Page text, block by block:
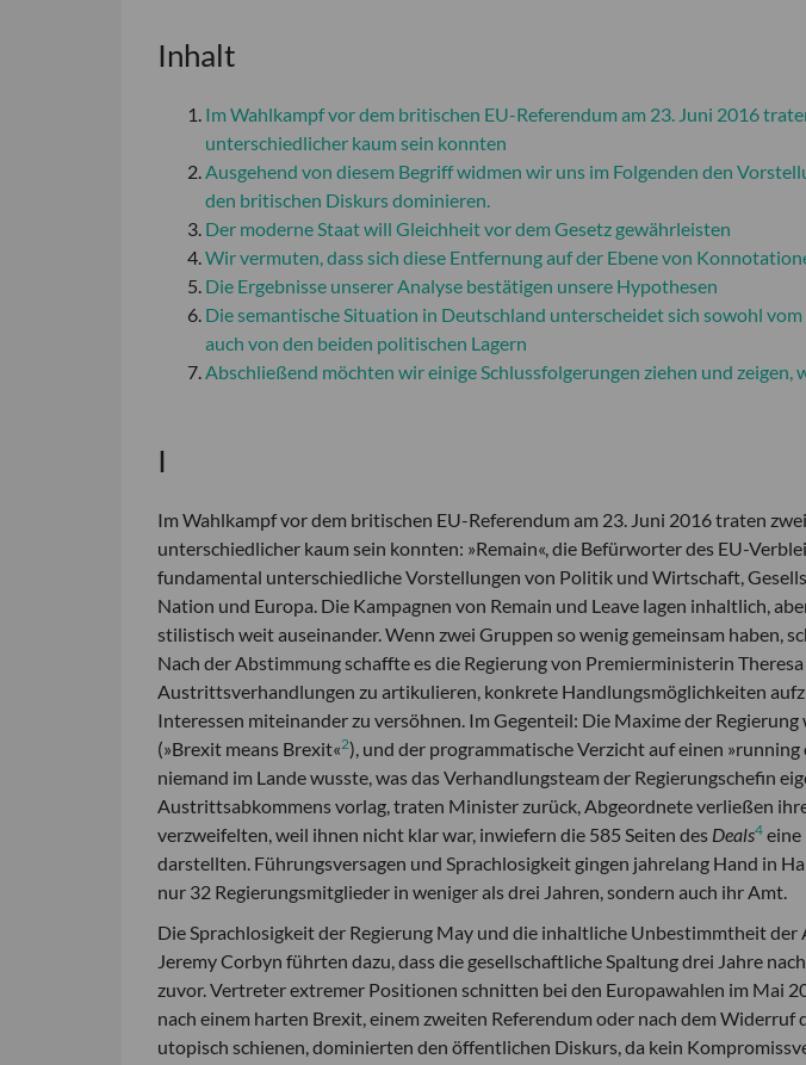
Inhalt
Im Wahlkampf vor dem britischen EU-Referendum am 23. Juni 2016
unterschiedlicher kaum sein konnten
Ausgehend von diesem Begriff widmen wir uns im Folgenden den
den britischen Diskurs dominieren.
Der moderne Staat will Gleichheit vor dem Gesetz gewährleisten
Wir vermuten, dass sich diese Entfernung auf der Ebene von
Die Ergebnisse unserer Analyse bestätigen unsere Hypothesen
Die semantische Situation in Deutschland unterscheidet sich sowohl
auch von den beiden politischen Lagern
Abschließend möchten wir einige Schlussfolgerungen ziehen und zeigen,
I
Im Wahlkampf vor dem britischen EU-Referendum am 23. Juni 2016 traten
unterschiedlicher kaum sein konnten: »Remain«, die Befürworter des EU-
fundamental unterschiedliche Vorstellungen von Politik und Wirtschaft,
Nation und Europa. Die Kampagnen von Remain und Leave lagen inhaltlich,
stilistisch weit auseinander. Wenn zwei Gruppen so wenig gemeinsam haben,
Nach der Abstimmung schaffte es die Regierung von Premierministerin
Austrittsverhandlungen zu artikulieren, konkrete Handlungsmöglichkeiten
Interessen miteinander zu versöhnen. Im Gegenteil: Die Maxime der
(»Brexit means Brexit«2), und der programmatische Verzicht auf einen »running
niemand im Lande wusste, was das Verhandlungsteam der Regierungschefin
Austrittsabkommens vorlag, traten Minister zurück, Abgeordnete verließen
verzweifelten, weil ihnen nicht klar war, inwiefern die 585 Seiten des Deals4
darstellten. Führungsversagen und Sprachlosigkeit gingen jahrelang Hand in
nur 32 Regierungsmitglieder in weniger als drei Jahren, sondern auch ihr Amt.
Die Sprachlosigkeit der Regierung May und die inhaltliche Unbestimmtheit
Jeremy Corbyn führten dazu, dass die gesellschaftliche Spaltung drei Jahre
zuvor. Vertreter extremer Positionen schnitten bei den Europawahlen im Mai
nach einem harten Brexit, einem zweiten Referendum oder nach dem Widerruf
utopisch schienen, dominierten den öffentlichen Diskurs, da kein